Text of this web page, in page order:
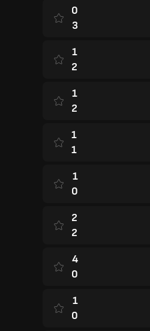
0
3
1
2
1
2
1
1
1
0
2
2
4
0
1
0